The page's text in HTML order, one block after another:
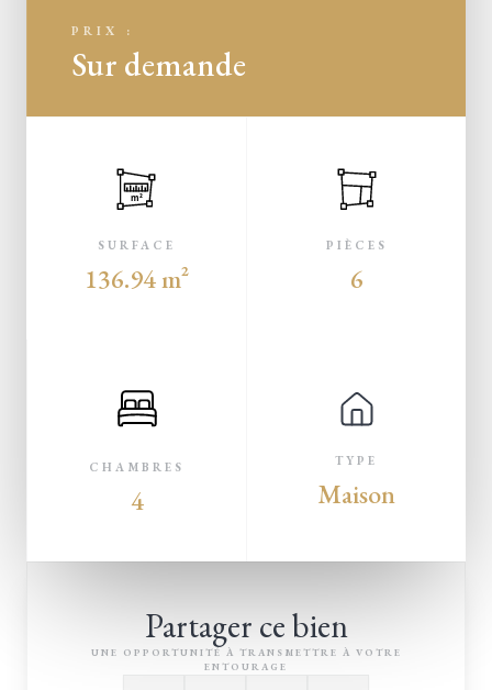
PRIX :
Sur demande
m²
SURFACE
136.94 m²
PIÈCES
6
CHAMBRES
4
TYPE
Maison
Partager ce bien
UNE OPPORTUNITÉ À TRANSMETTRE À VOTRE
ENTOURAGE